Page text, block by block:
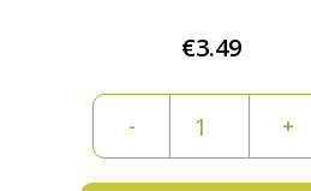
€3.49
-
streng
per
+